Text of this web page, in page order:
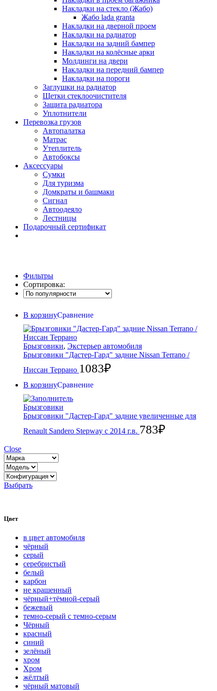
Накладки на стекло (Жабо)
Жабо lada granta
Накладки на дверной проем
Накладки на радиатор
Накладки на задний бампер
Накладки на колёсные арки
Молдинги на двери
Накладки на передний бампер
Накладки на пороги
Заглушки на радиатор
Щетки стеклоочистителя
Защита радиатора
Уплотнители
Перевозка грузов
Автопалатка
Матрас
Утеплитель
Автобоксы
Аксессуары
Сумки
Для туризма
Домкраты и башмаки
Сигнал
Автоодеяло
Лестницы
Подарочный сертификат
Фильтры
Сортировка:
В корзинуСравнение
Брызговики, Экстерьер автомобиля
Брызговики "Дастер-Гард" задние Nissan Terrano /
Ниссан Террано 1083₽
В корзинуСравнение
Брызговики
Брызговики "Дастер-Гард" задние увеличенные для
Renault Sandero Stepway с 2014 г.в. 783₽
Close
Выбрать
Цвет
в цвет автомобиля
чёрный
серый
серебристый
белый
карбон
нe кpaшeнный
чёрный+тёмной-серый
бежевый
темно-серый с темно-серым
Чёрный
красный
синий
зелёный
хром
Хром
жёлтый
чёрный матовый